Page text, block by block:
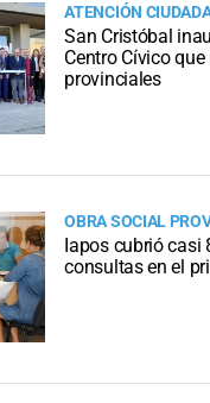
ATENCIÓN
San Cristóbal
Centro Cívico
provinciales
OBRA SOCIAL
Iapos cubrió casi
consultas en el